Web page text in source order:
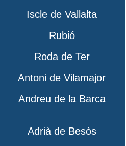
Iscle de Vallalta
Rubió
Roda de Ter
Antoni de Vilamajor
Andreu de la Barca
Adrià de Besòs